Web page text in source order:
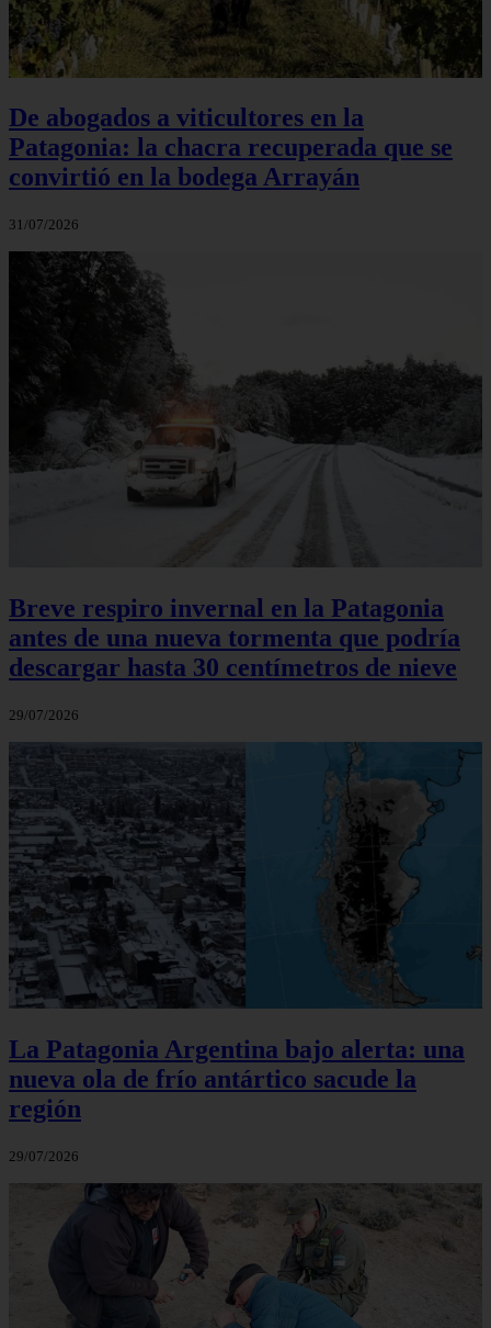
De abogados a viticultores en la
Patagonia: la chacra recuperada que se
convirtió en la bodega Arrayán
31/07/2026
Breve respiro invernal en la Patagonia
antes de una nueva tormenta que podría
descargar hasta 30 centímetros de nieve
29/07/2026
La Patagonia Argentina bajo alerta: una
nueva ola de frío antártico sacude la
región
29/07/2026